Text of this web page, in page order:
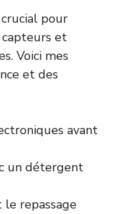
pour
et
Voici mes
et des
avant
un détergent
repassage